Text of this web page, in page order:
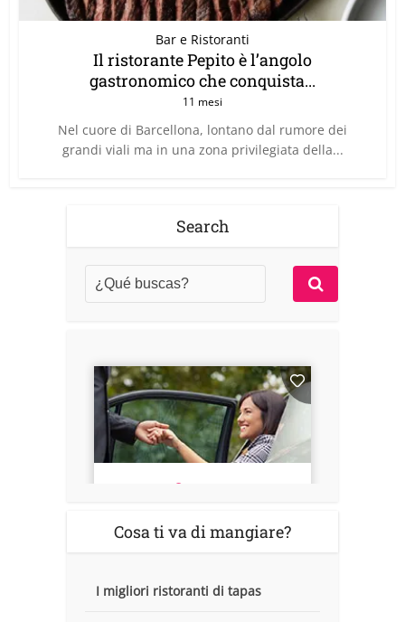
Bar e Ristoranti
Il ristorante Pepito è l’angolo
gastronomico che conquista...
11 mesi
Nel cuore di Barcellona, lontano dal rumore dei
grandi viali ma in una zona privilegiata della...
Search
Cosa ti va di mangiare?
I migliori ristoranti di tapas